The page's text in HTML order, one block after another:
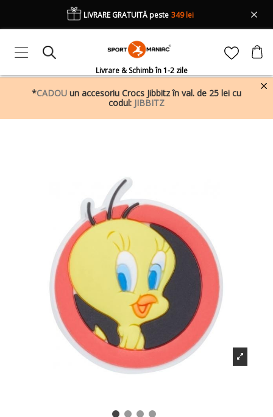
Livrare & Schimb în 1-2 zile
LIVRARE GRATUITĂ peste 349 lei
*CADOU un accesoriu Crocs Jibbitz în val. de 25 lei cu
codul: JIBBITZ